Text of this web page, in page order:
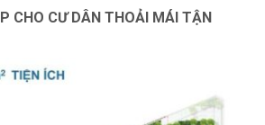
CHO CƯ DÂN THOẢI MÁI TẬN